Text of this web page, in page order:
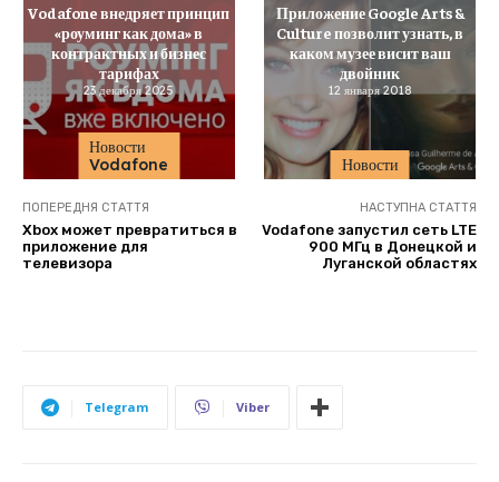
Новости
Vodafone
Vodafone внедряет принцип
«роуминг как дома» в
контрактных и бизнес
тарифах
23 декабря 2025
Новости
Приложение Google Arts &
Culture позволит узнать, в
каком музее висит ваш
двойник
12 января 2018
ПОПЕРЕДНЯ СТАТТЯ
Xbox может превратиться в
приложение для
телевизора
НАСТУПНА СТАТТЯ
Vodafone запустил сеть LTE
900 МГц в Донецкой и
Луганской областях
Telegram Viber